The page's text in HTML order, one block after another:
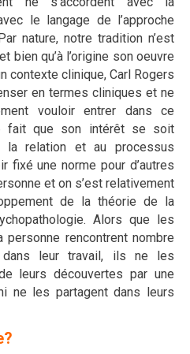
le langage de l’approche
nature, notre tradition n’est
bien qu’à l’origine son oeuvre
contexte clinique, Carl Rogers
en termes cliniques et ne
vouloir entrer dans ce
fait que son intérêt se soit
la relation et au processus
fixé une norme pour d’autres
et on s’est relativement
de la théorie de la
Alors que les
rencontrent nombre
leur travail, ils ne les
leurs découvertes par une
ne les partagent dans leurs